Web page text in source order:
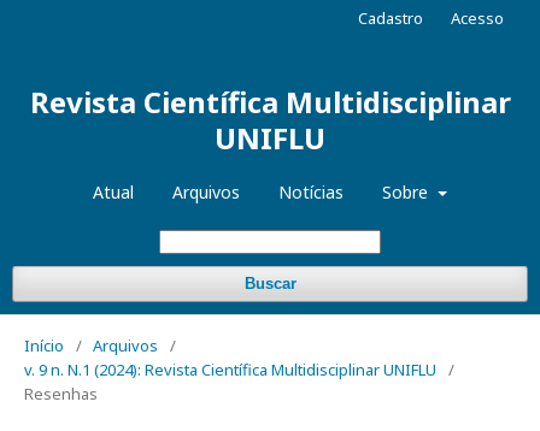
Revista Científica Multidisciplinar
UNIFLU
Atual Arquivos Notícias Sobre
Buscar
Cadastro Acesso
Início / Arquivos
/
v. 9 n. N.1 (2024): Revista Científica Multidisciplinar UNIFLU
/
Resenhas